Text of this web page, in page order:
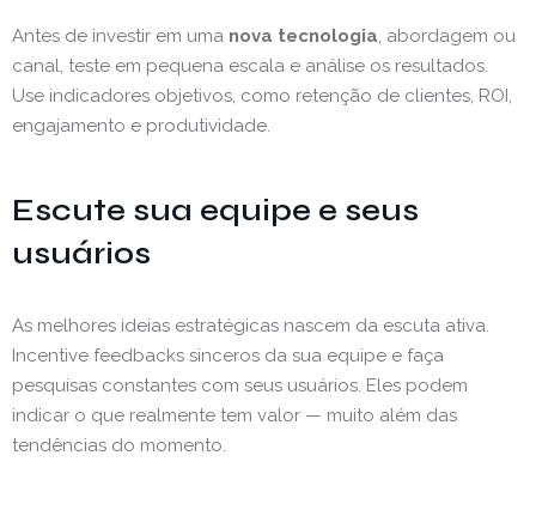
Antes de investir em uma nova tecnologia, abordagem ou
canal, teste em pequena escala e análise os resultados.
Use indicadores objetivos, como retenção de clientes, ROI,
engajamento e produtividade.
Escute sua equipe e seus
usuários
As melhores ideias estratégicas nascem da escuta ativa.
Incentive feedbacks sinceros da sua equipe e faça
pesquisas constantes com seus usuários. Eles podem
indicar o que realmente tem valor — muito além das
tendências do momento.